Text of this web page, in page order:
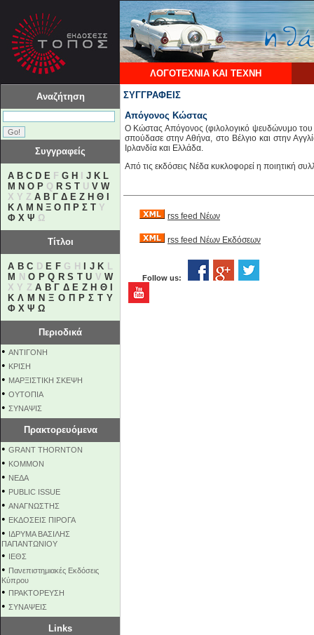
ΛΟΓΟΤΕΧΝΙΑ ΚΑΙ ΤΕΧΝΗ
Αναζήτηση
Συγγραφείς
A B C D E F G H J K L
M N O P Q R S T U V W
X Y Z Α Β Γ Δ Ε Ζ Η Θ
Κ Λ Μ Ν Ξ Ο Π Ρ Σ Τ Υ
Φ Χ Ψ Ω
Τίτλοι
A B C D E FG H J K L
M
N O P Q R S T U V W
X Y ZΑ Β Γ Δ Ε Ζ Η Θ
Κ Λ Μ Ν Ξ Ο Π Ρ Σ Τ Υ
Φ Χ Ψ Ω
Περιοδικά
• ΑΝΤΙΓΟΝΗ
• ΚΡΙΣΗ
• ΜΑΡΞΙΣΤΙΚΗ ΣΚΕΨΗ
• ΟΥΤΟΠΙΑ
• ΣΥΝΑΨΙΣ
Πρακτορευόμενα
• GRANT THORNTON
• KOMMON
• NEΔΑ
• PUBLIC ISSUE
• ΑΝΑΓΝΩΣΤΗΣ
• ΕΚΔΟΣΕΙΣ ΠΙΡΟΓΑ
• ΙΔΡΥΜΑ ΒΑΣΙΛΗΣ
ΠΑΠΑΝΤΩΝΙΟΥ
• ΙΕΘΣ
• Πανεπιστημιακές Εκδόσεις
Κύπρου
• ΠΡΑΚΤΟΡΕΥΣΗ
• ΣΥΝΑΨΕΙΣ
Links
ΣΥΓΓΡΑΦΕΙΣ
Απόγονος Κώστας
Ο Κώστας Απόγονος (φιλολογικό ψευδώνυμο του
σπούδασε στην Αθήνα, στο Βέλγιο και στην
Ιρλανδία και Ελλάδα.
Από τις εκδόσεις Νέδα κυκλοφορεί η ποιητική
rss feed Νέων
rss feed Νέων Εκδόσεων
Follow us: